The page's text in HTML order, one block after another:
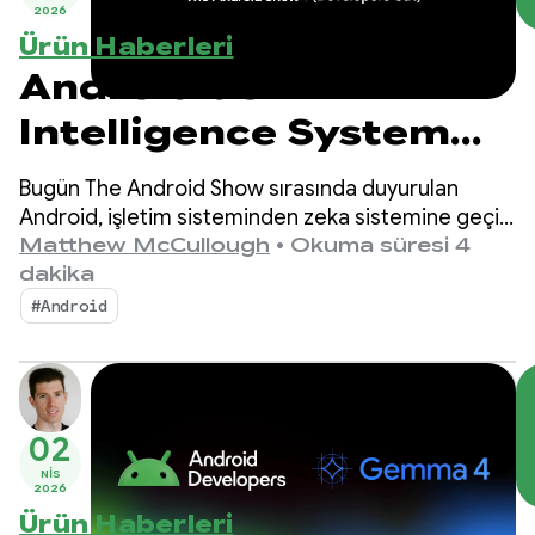
2026
Ürün Haberleri
Android'de
Intelligence System
için geliştirme
Bugün The Android Show sırasında duyurulan
Android, işletim sisteminden zeka sistemine geçiş
yaparak uygulamalarınızla etkileşim için daha fazla
fırsat sunuyor.
Matthew McCullough • Okuma süresi 4
dakika
#Android
02
NIS
2026
Ürün Haberleri